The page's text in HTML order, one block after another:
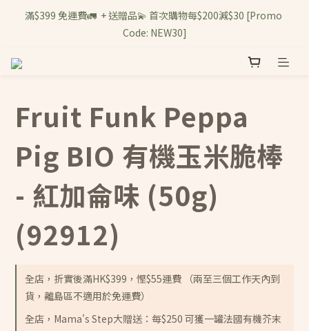
滿$399 免運費🚛  + 送贈品💫 首次購物每$200減$30 [Promo
Code: NEW30]
Fruit Funk Peppa
Pig BIO 有機玉米脆棒
- 紅加侖味 (50g)
(92912)
全店，折實後滿HK$399，慳$55運費 （兩至三個工作天內到
貨，離島區不適用於免運費）
全店，Mama's Step大贈送：每$250 可獲一罐法國有機芥末